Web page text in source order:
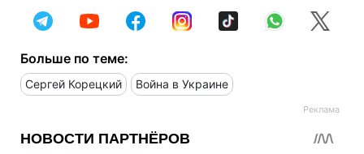
Больше по теме:
Сергей Корецкий Война в Украине